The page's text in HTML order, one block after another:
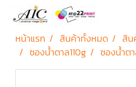
หน้าแรก สินค้าทั้งหมด สิน
ซองน้ำตาล110g
ซองน้ำตา